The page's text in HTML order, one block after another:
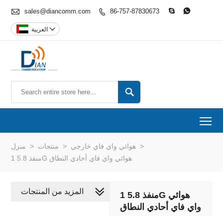
 sales@diancomm.com  86-757-87830673  
العربية 

منزل > منتجات > هوائي واي فاي خارجي >
1 منفذ 5.8G هوائي واي فاي أحادي النطاق
1 منفذ 5.8G هوائي
واي فاي أحادي النطاق
المزيد من المنتجات